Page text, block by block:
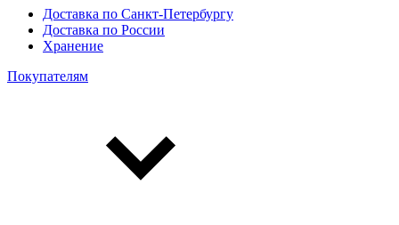
Доставка по Санкт-Петербургу
Доставка по России
Хранение
Покупателям